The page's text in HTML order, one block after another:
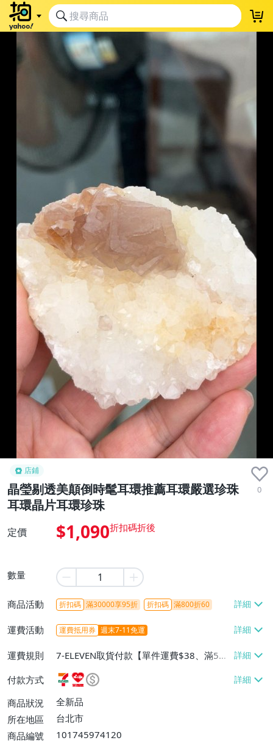
店鋪
晶瑩剔透美顛倒時髦耳環推薦耳環嚴選珍珠
耳環晶片耳環珍珠
0
定價 $1,090
數量
商品活動 折扣碼 滿30000享95折 折扣碼 滿800折60
運費活動 運費抵用券 週末7-11免運
運費規則
7-ELEVEN取貨付款【單件運費$38、滿5件
或消費滿$1298免運費】、7-ELEVEN取貨
不付款【免運費】、萊爾富取貨付款【單件
運費$60、滿5件或消費滿$1298免運
費】、宅配/貨運【單件運費$120、滿5件
付款方式
商品狀況
全新品
所在地區
台北市
商品編號
101745974120